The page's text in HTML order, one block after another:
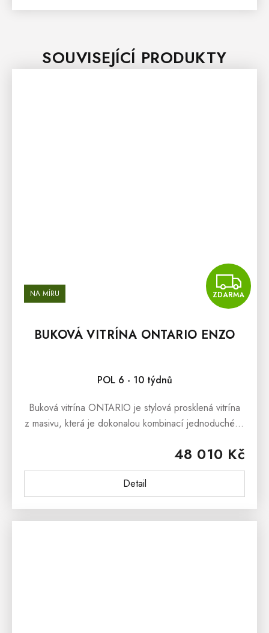
SOUVISEJÍCÍ PRODUKTY
NA MÍRU ZDARMA
BUKOVÁ VITRÍNA ONTARIO ENZO
POL 6 - 10 týdnů
48 010 Kč
Detail
Buková vitrína ONTARIO je stylová prosklená vitrína
z masivu, která je dokonalou kombinací jednoduchého
vitrína ONTARIO se skvěle...